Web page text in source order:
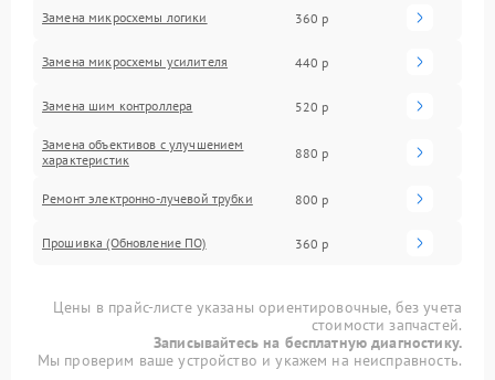
Замена микросхемы логики 360 р
Замена микросхемы усилителя 440 р
Замена шим контроллера 520 р
Замена объективов с улучшением
характеристик
880 р
Ремонт электронно-лучевой трубки 800 р
Прошивка (Обновление ПО) 360 р
Цены в прайс-листе указаны ориентировочные, без учета
стоимости запчастей.
Записывайтесь на бесплатную диагностику.
Мы проверим ваше устройство и укажем на неисправность.